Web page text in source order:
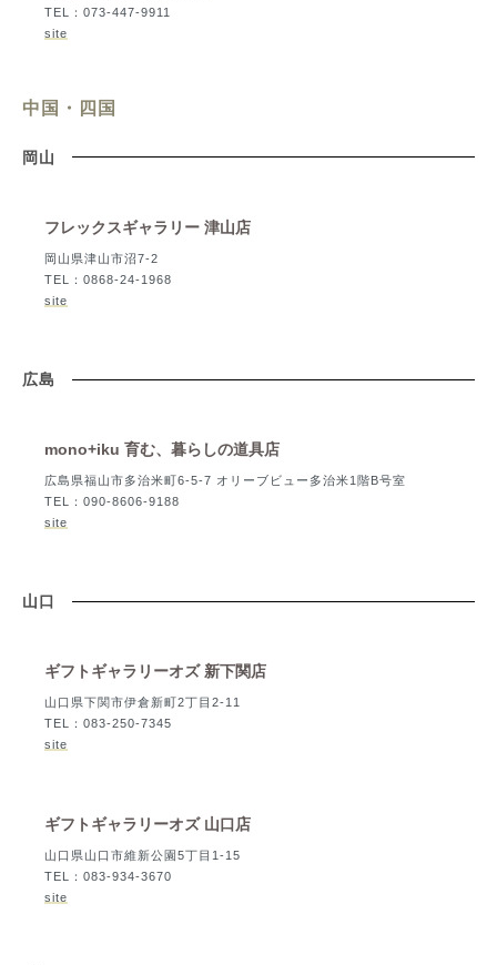
TEL：073-447-9911
site
中国・四国
岡山
フレックスギャラリー 津山店
岡山県津山市沼7-2
TEL：0868-24-1968
site
広島
mono+iku 育む、暮らしの道具店
広島県福山市多治米町6-5-7 オリーブビュー多治米1階B号室
TEL：090-8606-9188
site
山口
ギフトギャラリーオズ 新下関店
山口県下関市伊倉新町2丁目2-11
TEL：083-250-7345
site
ギフトギャラリーオズ 山口店
山口県山口市維新公園5丁目1-15
TEL：083-934-3670
site